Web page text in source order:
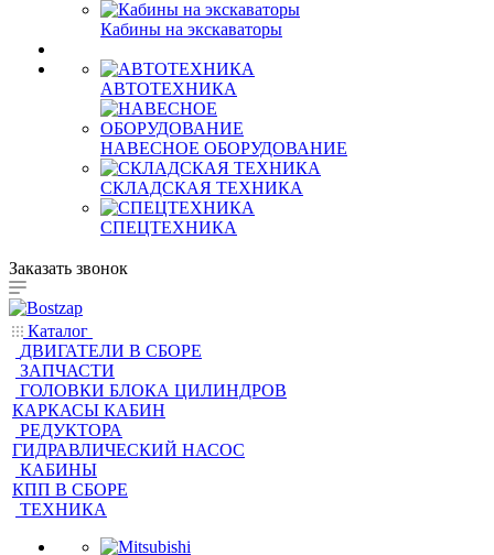
Кабины на экскаваторы
АВТОТЕХНИКА
НАВЕСНОЕ ОБОРУДОВАНИЕ
СКЛАДСКАЯ ТЕХНИКА
СПЕЦТЕХНИКА
Заказать звонок
Каталог
ДВИГАТЕЛИ В СБОРЕ
ЗАПЧАСТИ
ГОЛОВКИ БЛОКА ЦИЛИНДРОВ
КАРКАСЫ КАБИН
РЕДУКТОРА
ГИДРАВЛИЧЕСКИЙ НАСОС
КАБИНЫ
КПП В СБОРЕ
ТЕХНИКА